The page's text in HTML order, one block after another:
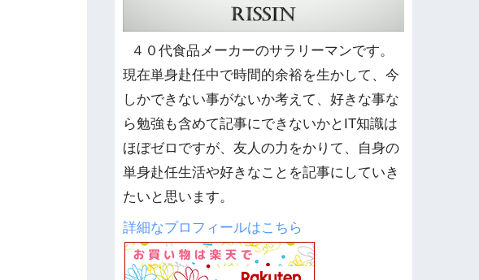
４０代食品メーカーのサラリーマンです。
現在単身赴任中で時間的余裕を生かして、今
しかできない事がないか考えて、好きな事な
ら勉強も含めて記事にできないかとIT知識は
ほぼゼロですが、友人の力をかりて、自身の
単身赴任生活や好きなことを記事にしていき
たいと思います。
詳細なプロフィールはこちら